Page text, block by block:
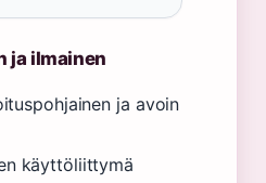
ja ilmainen
ja avoin
käyttöliittymä